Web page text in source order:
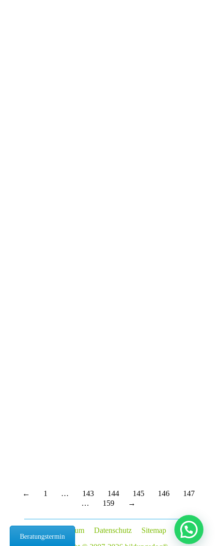
← 1 … 143 144 145 146
147
…
159 →
Impressum Datenschutz
Sitemap
Beratungstermin